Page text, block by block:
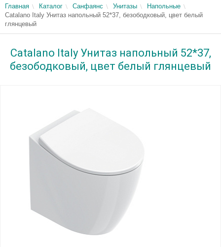
Главная Каталог Санфаянс Унитазы
Напольные
Catalano Italy Унитаз напольный 52*37, безободковый, цвет белый
глянцевый
Catalano Italy Унитаз напольный 52*37,
безободковый, цвет белый глянцевый